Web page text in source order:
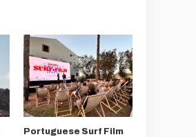
Portuguese Surf Film